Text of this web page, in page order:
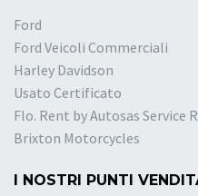
Ford
Ford Veicoli Commerciali
Harley Davidson
Usato Certificato
Flo. Rent by Autosas Service
Brixton Motorcycles
I NOSTRI PUNTI